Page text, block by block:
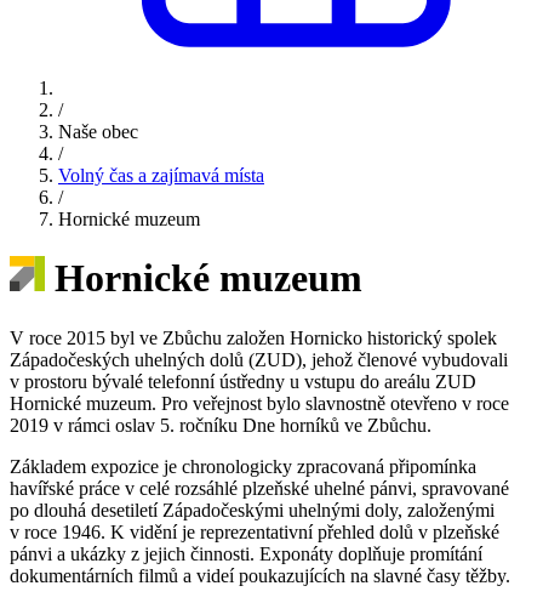
/
Naše obec
/
Volný čas a zajímavá místa
/
Hornické muzeum
Hornické muzeum
V roce 2015 byl ve Zbůchu založen Hornicko historický spolek
Západočeských uhelných dolů (ZUD), jehož členové vybudovali
v prostoru bývalé telefonní ústředny u vstupu do areálu ZUD
Hornické muzeum. Pro veřejnost bylo slavnostně otevřeno v roce
2019 v rámci oslav 5. ročníku Dne horníků ve Zbůchu.
Základem expozice je chronologicky zpracovaná připomínka
havířské práce v celé rozsáhlé plzeňské uhelné pánvi, spravované
po dlouhá desetiletí Západočeskými uhelnými doly, založenými
v roce 1946. K vidění je reprezentativní přehled dolů v plzeňské
pánvi a ukázky z jejich činnosti. Exponáty doplňuje promítání
dokumentárních filmů a videí poukazujících na slavné časy těžby.